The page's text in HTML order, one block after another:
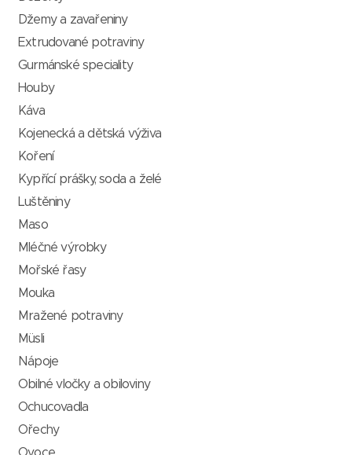
Džemy a zavařeniny
Extrudované potraviny
Gurmánské speciality
Houby
Káva
Kojenecká a dětská výživa
Koření
Kypřící prášky, soda a želé
Luštěniny
Maso
Mléčné výrobky
Mořské řasy
Mouka
Mražené potraviny
Müsli
Nápoje
Obilné vločky a obiloviny
Ochucovadla
Ořechy